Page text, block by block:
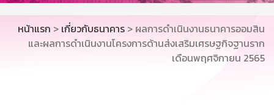
บริการออนไลน์
TH
EN
GSB Society
หน้าแรก > เกี่ยวกับธนาคาร > ผลการดำเนินงานธนาคารออมสิน
และผลการดำเนินงานโครงการด้านส่งเสริมเศรษฐกิจฐานราก
เดือนพฤศจิกายน 2565